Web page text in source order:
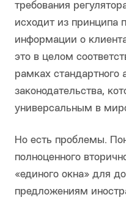
требования
исходит из принципа
информации о
это в целом
рамках стандартного
законодательства,
универсальным в
Но есть проблемы.
полноценного
«единого окна» для
предложениям